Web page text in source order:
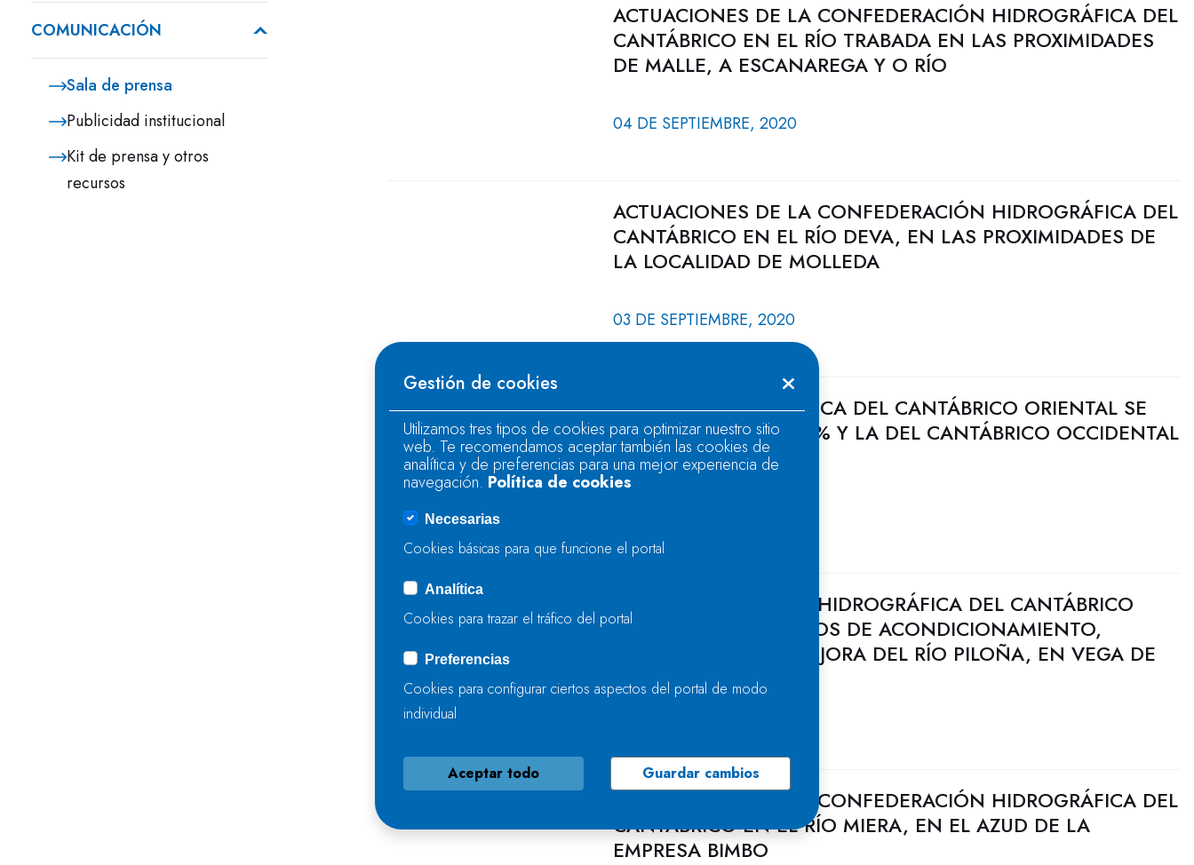
COMUNICACIÓN
Sala de prensa
Publicidad institucional
Kit de prensa y otros
recursos
ACTUACIONES DE LA CONFEDERACIÓN HIDROGRÁFICA DEL
CANTÁBRICO EN EL RÍO TRABADA EN LAS PROXIMIDADES
DE MALLE, A ESCANAREGA Y O RÍO
04 DE SEPTIEMBRE, 2020
ACTUACIONES DE LA CONFEDERACIÓN HIDROGRÁFICA DEL
CANTÁBRICO EN EL RÍO DEVA, EN LAS PROXIMIDADES DE
LA LOCALIDAD DE MOLLEDA
03 DE SEPTIEMBRE, 2020
LA RESERVA HIDRÁULICA DEL CANTÁBRICO ORIENTAL SE
ENCUENTRA AL 72,6 % Y LA DEL CANTÁBRICO OCCIDENTAL
AL 75,9%
LA CONFEDERACIÓN HIDROGRÁFICA DEL CANTÁBRICO
FINALIZA LOS TRABAJOS DE ACONDICIONAMIENTO,
CONSERVACIÓN Y MEJORA DEL RÍO PILOÑA, EN VEGA DE
TRESALI (NAVA)
ACTUACIONES DE LA CONFEDERACIÓN HIDROGRÁFICA DEL
CANTÁBRICO EN EL RÍO MIERA, EN EL AZUD DE LA
EMPRESA BIMBO
Gestión de cookies
Utilizamos tres tipos de cookies para optimizar nuestro sitio
web. Te recomendamos aceptar también las cookies de
analítica y de preferencias para una mejor experiencia de
navegación. Política de cookies
Necesarias
Cookies básicas para que funcione el portal
Analítica
Cookies para trazar el tráfico del portal
Preferencias
Cookies para configurar ciertos aspectos del portal de modo
individual
Aceptar todo Guardar cambios